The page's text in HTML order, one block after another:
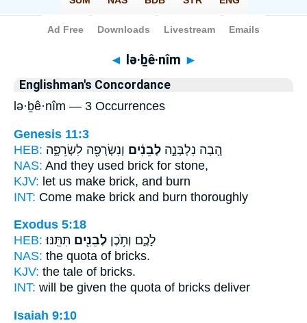
Bible> Strong's > Hebrew
◄ lə·ḇê·nîm ►
Englishman's Concordance
lə·ḇê·nîm — 3 Occurrences
Genesis 11:3
HEB:
הָ֚בָה נִלְבְּנָ֣ה לְבֵנִ֔ים וְנִשְׂרְפָ֖ה לִשְׂרֵפָ֑ה
NAS: And they used brick for stone,
KJV: let us make brick, and burn
INT: Come make brick and burn thoroughly
Exodus 5:18
HEB:
לָכֶ֑ם וְתֹ֥כֶן לְבֵנִ֖ים תִּתֵּֽנּוּ׃
NAS: the quota of bricks.
KJV: the tale of bricks.
INT: will be given the quota of bricks deliver
Isaiah 9:10